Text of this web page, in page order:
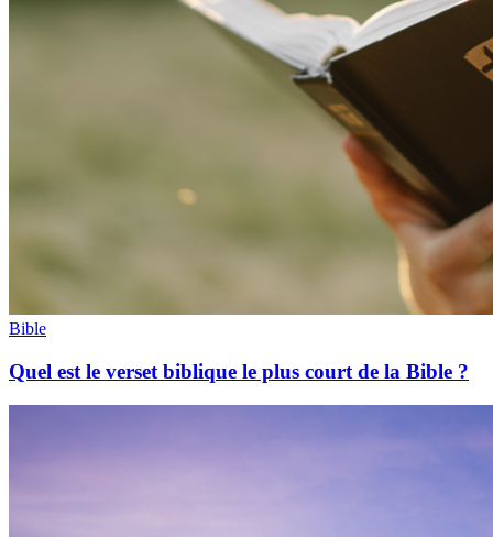
Bible
Quel est le verset biblique le plus court de la Bible ?